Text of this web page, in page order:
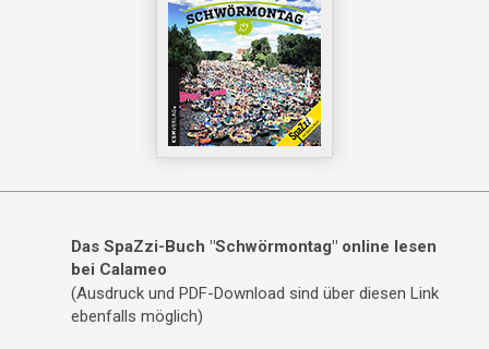
Das SpaZzi-Buch "Schwörmontag" online lesen
bei Calameo
(Ausdruck und PDF-Download sind über diesen Link
ebenfalls möglich)